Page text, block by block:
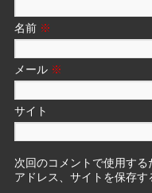
名前 ※
メール ※
サイト
次回のコメントで使用す
アドレス、サイトを保存す